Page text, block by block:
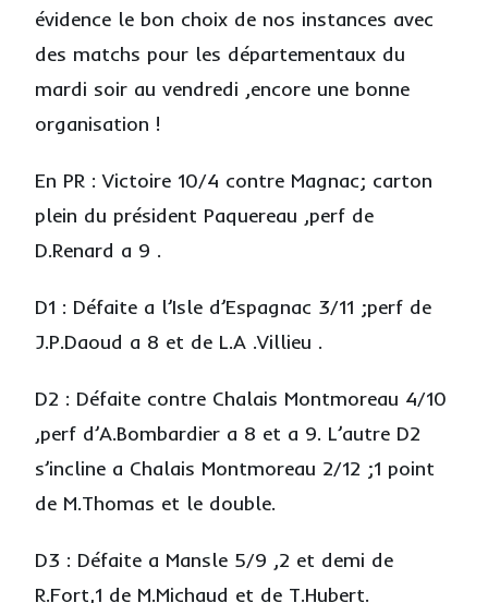
évidence le bon choix de nos instances avec
des matchs pour les départementaux du
mardi soir au vendredi ,encore une bonne
organisation !
En PR : Victoire 10/4 contre Magnac; carton
plein du président Paquereau ,perf de
D.Renard a 9 .
D1 : Défaite a l’Isle d’Espagnac 3/11 ;perf de
J.P.Daoud a 8 et de L.A .Villieu .
D2 : Défaite contre Chalais Montmoreau 4/10
,perf d’A.Bombardier a 8 et a 9. L’autre D2
s’incline a Chalais Montmoreau 2/12 ;1 point
de M.Thomas et le double.
D3 : Défaite a Mansle 5/9 ,2 et demi de
R.Fort,1 de M.Michaud et de T.Hubert.